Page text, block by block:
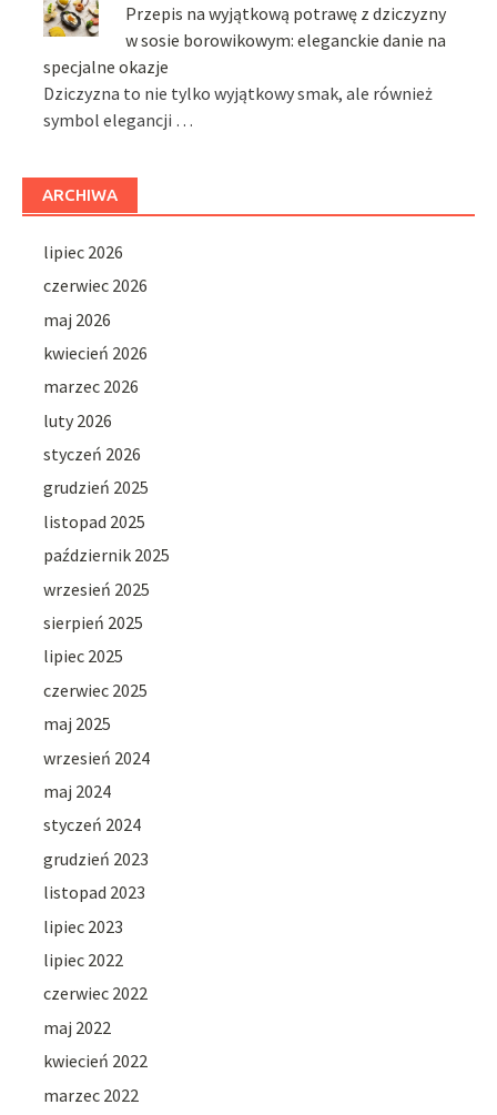
Przepis na wyjątkową potrawę z dziczyzny
w sosie borowikowym: eleganckie danie na
specjalne okazje
Dziczyzna to nie tylko wyjątkowy smak, ale również
symbol elegancji …
ARCHIWA
lipiec 2026
czerwiec 2026
maj 2026
kwiecień 2026
marzec 2026
luty 2026
styczeń 2026
grudzień 2025
listopad 2025
październik 2025
wrzesień 2025
sierpień 2025
lipiec 2025
czerwiec 2025
maj 2025
wrzesień 2024
maj 2024
styczeń 2024
grudzień 2023
listopad 2023
lipiec 2023
lipiec 2022
czerwiec 2022
maj 2022
kwiecień 2022
marzec 2022